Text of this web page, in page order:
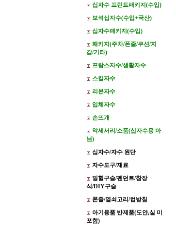
십자수 프린트패키지(수입)
보석십자수(수입+국산)
십자수패키지(수입)
패키지(주차/폰줄/쿠션/지
갑/기타)
프랑스자수/생활자수
스킬자수
리본자수
입체자수
손뜨개
악세서리/소품(십자수용 아
님)
십자수/자수 원단
자수도구/재료
밀힐구슬/펜던트/참장
식/DIY구슬
폰줄/열쇠고리/컵받침
아기용품 반제품(도안,실 미
포함)